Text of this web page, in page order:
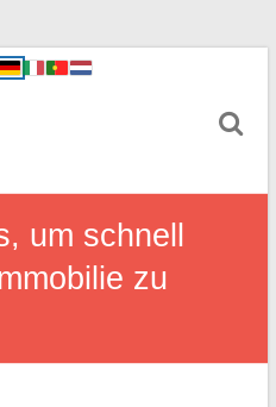
um schnell
zu